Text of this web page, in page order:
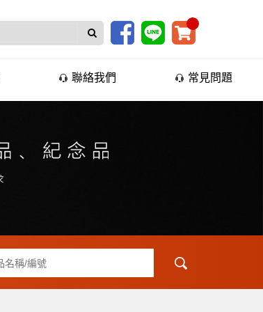
聯絡我們 常見問題